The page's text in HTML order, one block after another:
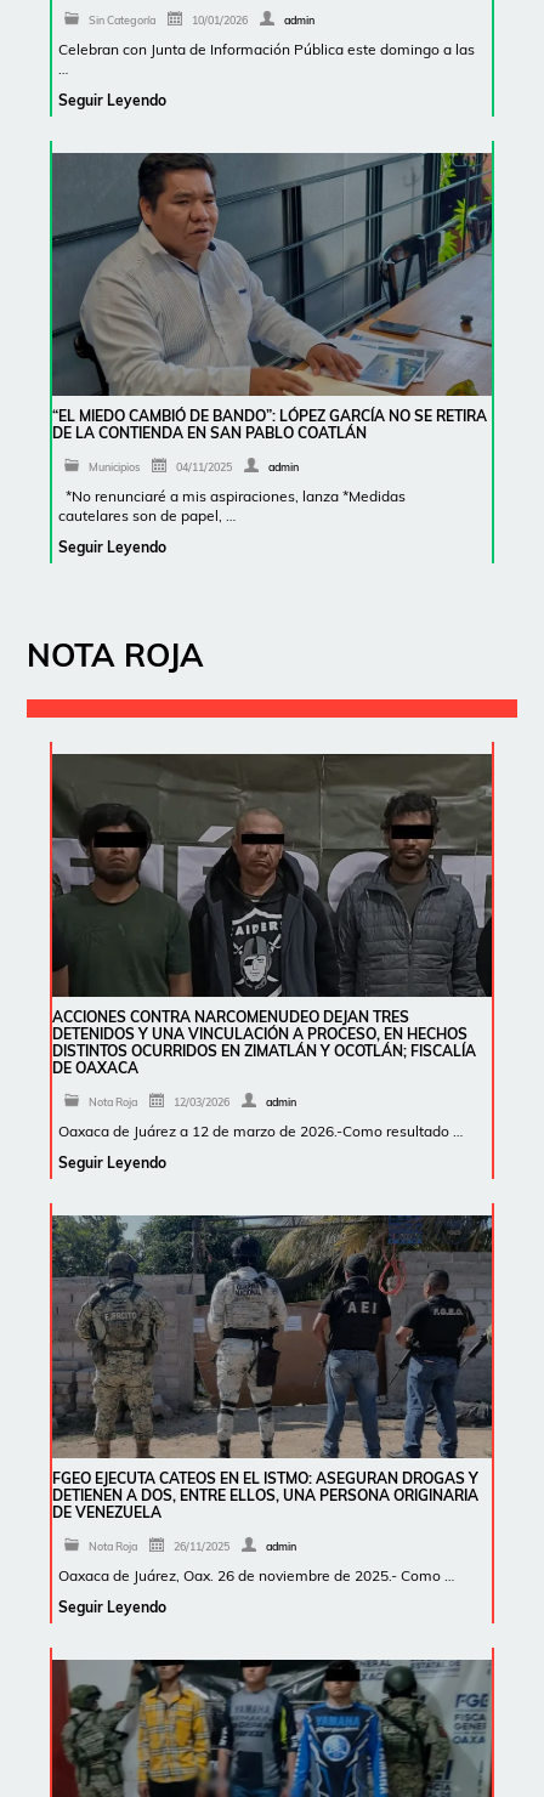
Sin Categoría 10/01/2026 admin
Celebran con Junta de Información Pública este domingo a las
…
Seguir Leyendo
“EL MIEDO CAMBIÓ DE BANDO”: LÓPEZ GARCÍA NO SE RETIRA
DE LA CONTIENDA EN SAN PABLO COATLÁN
Municipios 04/11/2025 admin
*No renunciaré a mis aspiraciones, lanza *Medidas
cautelares son de papel, …
Seguir Leyendo
NOTA ROJA
ACCIONES CONTRA NARCOMENUDEO DEJAN TRES
DETENIDOS Y UNA VINCULACIÓN A PROCESO, EN HECHOS
DISTINTOS OCURRIDOS EN ZIMATLÁN Y OCOTLÁN; FISCALÍA
DE OAXACA
Nota Roja 12/03/2026 admin
Oaxaca de Juárez a 12 de marzo de 2026.-Como resultado …
Seguir Leyendo
FGEO EJECUTA CATEOS EN EL ISTMO: ASEGURAN DROGAS Y
DETIENEN A DOS, ENTRE ELLOS, UNA PERSONA ORIGINARIA
DE VENEZUELA
Nota Roja 26/11/2025 admin
Oaxaca de Juárez, Oax. 26 de noviembre de 2025.- Como …
Seguir Leyendo